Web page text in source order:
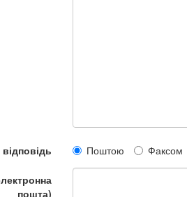
Поштою Факсом
пошта)